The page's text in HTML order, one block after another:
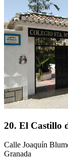
20. El Castillo
Calle Joaquín
Granada